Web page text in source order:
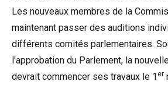
Les nouveaux membres de la
maintenant passer des auditions
différents comités parlementaires.
l'approbation du Parlement, la
devrait commencer ses travaux le 1 er